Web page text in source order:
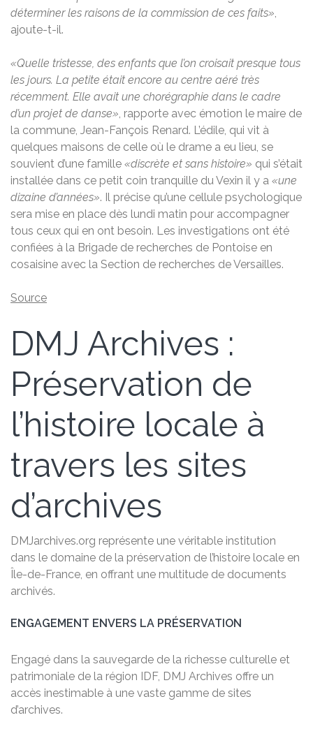
déterminer les raisons de la commission de ces faits»,
ajoute-t-il.
«Quelle tristesse, des enfants que l’on croisait presque tous
les jours. La petite était encore au centre aéré très
récemment. Elle avait une chorégraphie dans le cadre
d’un projet de danse», rapporte avec émotion le maire de
la commune, Jean-Fançois Renard. L’édile, qui vit à
quelques maisons de celle où le drame a eu lieu, se
souvient d’une famille «discrète et sans histoire» qui s’était
installée dans ce petit coin tranquille du Vexin il y a «une
dizaine d’années». Il précise qu’une cellule psychologique
sera mise en place dès lundi matin pour accompagner
tous ceux qui en ont besoin. Les investigations ont été
confiées à la Brigade de recherches de Pontoise en
cosaisine avec la Section de recherches de Versailles.
Source
DMJ Archives :
Préservation de
l’histoire locale à
travers les sites
d’archives
DMJarchives.org représente une véritable institution
dans le domaine de la préservation de l’histoire locale en
Île-de-France, en offrant une multitude de documents
archivés.
ENGAGEMENT ENVERS LA PRÉSERVATION
Engagé dans la sauvegarde de la richesse culturelle et
patrimoniale de la région IDF, DMJ Archives offre un
accès inestimable à une vaste gamme de sites
d’archives.